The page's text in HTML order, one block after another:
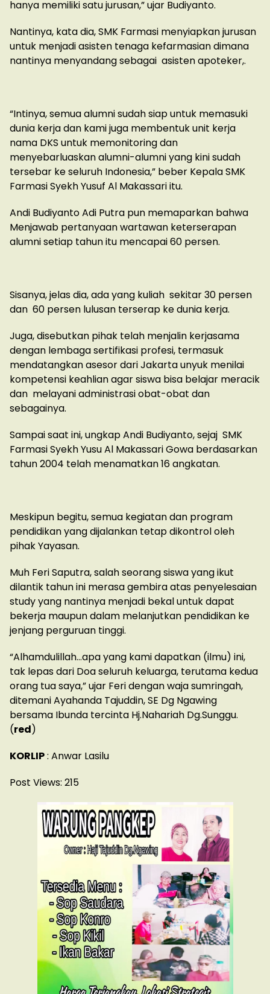
hanya memiliki satu jurusan,” ujar Budiyanto.
Nantinya, kata dia, SMK Farmasi menyiapkan jurusan
untuk menjadi asisten tenaga kefarmasian dimana
nantinya menyandang sebagai asisten apoteker,.
“Intinya, semua alumni sudah siap untuk memasuki
dunia kerja dan kami juga membentuk unit kerja
nama DKS untuk memonitoring dan
menyebarluaskan alumni-alumni yang kini sudah
tersebar ke seluruh Indonesia,” beber Kepala SMK
Farmasi Syekh Yusuf Al Makassari itu.
Andi Budiyanto Adi Putra pun memaparkan bahwa
Menjawab pertanyaan wartawan keterserapan
alumni setiap tahun itu mencapai 60 persen.
Sisanya, jelas dia, ada yang kuliah sekitar 30 persen
dan 60 persen lulusan terserap ke dunia kerja.
Juga, disebutkan pihak telah menjalin kerjasama
dengan lembaga sertifikasi profesi, termasuk
mendatangkan asesor dari Jakarta unyuk menilai
kompetensi keahlian agar siswa bisa belajar meracik
dan melayani administrasi obat-obat dan
sebagainya.
Sampai saat ini, ungkap Andi Budiyanto, sejaj SMK
Farmasi Syekh Yusu Al Makassari Gowa berdasarkan
tahun 2004 telah menamatkan 16 angkatan.
Meskipun begitu, semua kegiatan dan program
pendidikan yang dijalankan tetap dikontrol oleh
pihak Yayasan.
Muh Feri Saputra, salah seorang siswa yang ikut
dilantik tahun ini merasa gembira atas penyelesaian
study yang nantinya menjadi bekal untuk dapat
bekerja maupun dalam melanjutkan pendidikan ke
jenjang perguruan tinggi.
“Alhamdulillah…apa yang kami dapatkan (ilmu) ini,
tak lepas dari Doa seluruh keluarga, terutama kedua
orang tua saya,” ujar Feri dengan waja sumringah,
ditemani Ayahanda Tajuddin, SE Dg Ngawing
bersama Ibunda tercinta Hj.Nahariah Dg.Sunggu.
(red)
KORLIP: Anwar Lasilu
Post Views: 215